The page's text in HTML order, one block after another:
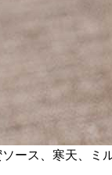
ース、寒天、ミ